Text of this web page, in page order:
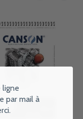
ligne
par mail à